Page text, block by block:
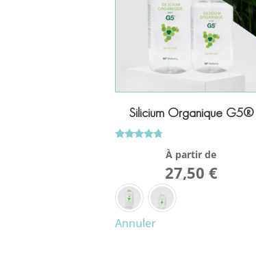
Silicium Organique G5®
À partir de
27,50 €
Annuler